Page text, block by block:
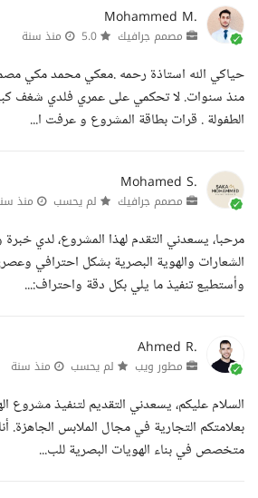
Mohammed M.
مصمم جرافيك منذ سنة
حياكي الله استاذة رحمه .معكي محمد مكي
منذ سنوات. لا تحكمي على عمري فلدي شغف
الطفولة . قرات بطاقة المشروع و عرفت ا...
Mohamed S.
مصمم جرافيك لم يحسب منذ
مرحبا، يسعدني التقدم لهذا المشروع، لدي
الشعارات والهوية البصرية بشكل احترافي
وأستطيع تنفيذ ما يلي بكل دقة واحتراف:...
Ahmed R.
مطور ويب لم يحسب منذ سنة
السلام عليكم، يسعدني التقديم لتنفيذ مشروع
بعلامتكم التجارية في مجال الملابس
متخصص في بناء الهويات البصرية للب...